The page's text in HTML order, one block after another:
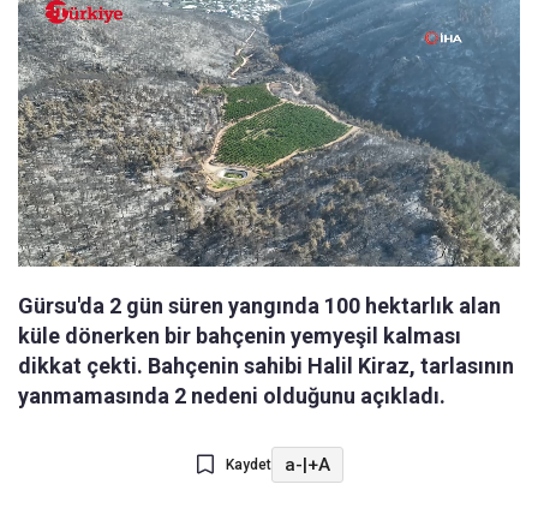
Gürsu'da 2 gün süren yangında 100 hektarlık alan
küle dönerken bir bahçenin yemyeşil kalması
dikkat çekti. Bahçenin sahibi Halil Kiraz, tarlasının
yanmamasında 2 nedeni olduğunu açıkladı.
Kaydet a-|+A